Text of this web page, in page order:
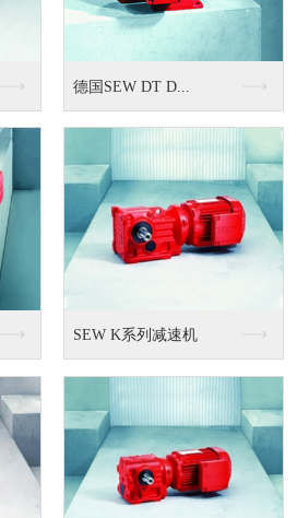
F 系列交流刹车马达
直流刹车马达